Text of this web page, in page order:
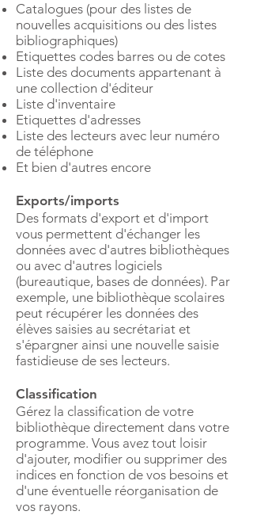
Catalogues (pour des listes de
nouvelles acquisitions ou des listes
bibliographiques)
Etiquettes codes barres ou de cotes
Liste des documents appartenant à
une collection d'éditeur
Liste d'inventaire
Etiquettes d'adresses
Liste des lecteurs avec leur numéro
de téléphone
Et bien d'autres encore
Exports/imports
Des formats d'export et d'import
vous permettent d'échanger les
données avec d'autres bibliothèques
ou avec d'autres logiciels
(bureautique, bases de données). Par
exemple, une bibliothèque scolaires
peut récupérer les données des
élèves saisies au secrétariat et
s'épargner ainsi une nouvelle saisie
fastidieuse de ses lecteurs.
Classification
Gérez la classification de votre
bibliothèque directement dans votre
programme. Vous avez tout loisir
d'ajouter, modifier ou supprimer des
indices en fonction de vos besoins et
d'une éventuelle réorganisation de
vos rayons.